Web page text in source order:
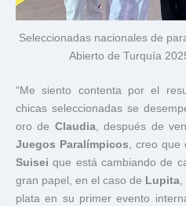
Seleccionadas nacionales de
Abierto de Turquía
“Me siento contenta por el
chicas seleccionadas se
oro de Claudia, después de
Juegos Paralímpicos , creo
Suisei que está cambiando de
gran papel, en el caso de Lupita
plata en su primer evento